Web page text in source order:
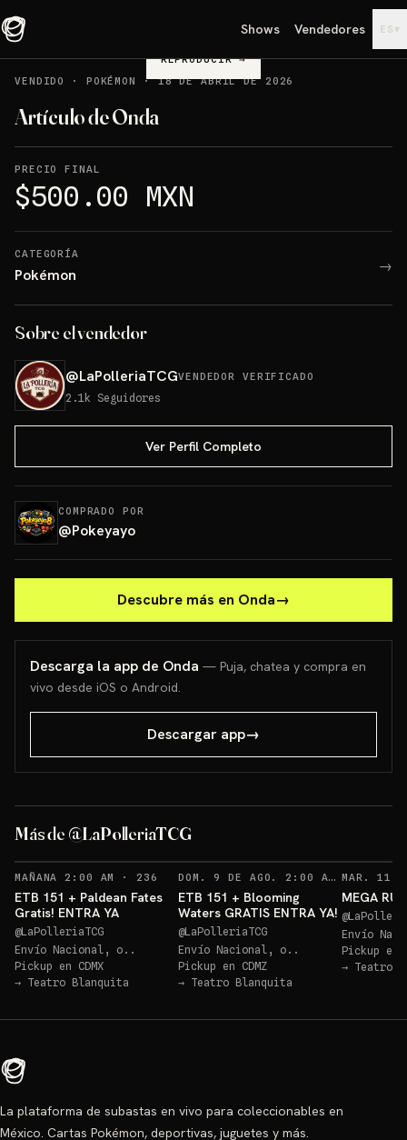
Shows Vendedores ES ▾
REPRODUCIR→
VENDIDO
· POKÉMON ·18 DE ABRIL DE 2026
Artículo de Onda
PRECIO FINAL
$500.00 MXN
CATEGORÍA
Pokémon →
Sobre el vendedor
@LaPolleriaTCGVENDEDOR VERIFICADO
2.1k Seguidores
Ver Perfil Completo
COMPRADO POR
@Pokeyayo
Descubre más en Onda→
Descarga la app de Onda — Puja, chatea y compra en
vivo desde iOS o Android.
Descargar app→
Más de @LaPolleriaTCG
Sorteos: ETB Paldean GRATIS +10 más →
MAÑANA 2:00 AM · 236 RECORDATORIOS
ETB 151 + Paldean Fates
Gratis! ENTRA YA
@LaPolleriaTCG
Envío Nacional, o..
Pickup en CDMX
→ Teatro Blanquita
DOM. 9 DE AGO. 2:00 AM ·252
ETB 151 + Blooming
Waters GRATIS ENTRA YA!
@LaPolleriaTCG
Envío Nacional, o..
Pickup en CDMZ
→ Teatro Blanquita
MEGA
@
Envío
Pickup en
→ Teatro
La plataforma de subastas en vivo para coleccionables en
México. Cartas Pokémon, deportivas, juguetes y más.